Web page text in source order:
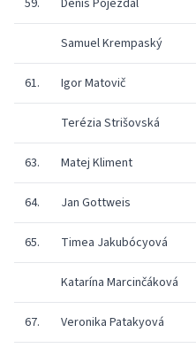
59. Denis Pojezdal
Samuel Krempaský
61. Igor Matovič
Terézia Strišovská
63. Matej Kliment
64. Jan Gottweis
65. Timea Jakubócyová
Katarína Marcinčáková
67. Veronika Patakyová